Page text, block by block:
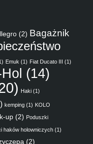
(2) Bagażnik
Emuk (1) Fiat Ducato III (1)
(14)
Haki (1)
kemping (1) KOLO
up (2) Poduszki
haków holowniczych (1)
(2)